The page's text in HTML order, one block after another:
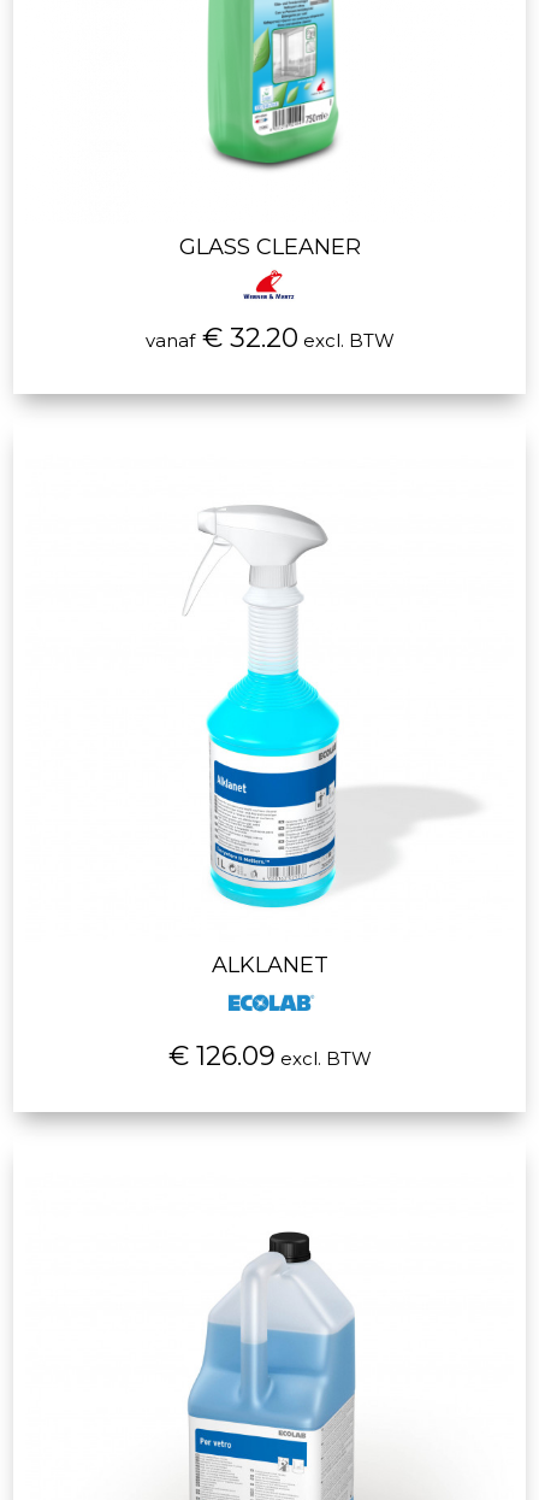
GLASS CLEANER
vanaf€ 32.20 excl. BTW
ALKLANET
€ 126.09 excl. BTW